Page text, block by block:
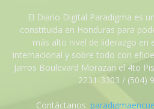
El Diario Digital Paradigma es
constituida en Honduras para
más alto nivel de liderazgo en
internacional y sobre todo con
Jarros Boulevard Morazan el 4to
2231-3303 / (504)
Contáctanos: